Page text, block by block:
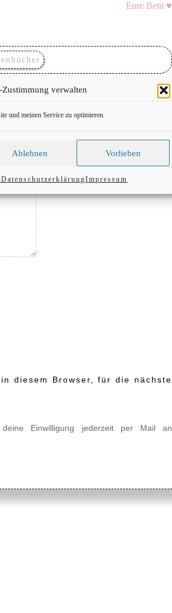
verwalten
und meinen Service zu optimieren.
Ablehnen Vorlieben
DatenschutzerklärungImpressum
Eure Betti ♥
diesem Browser, für die nächste
Einwilligung jederzeit per Mail an